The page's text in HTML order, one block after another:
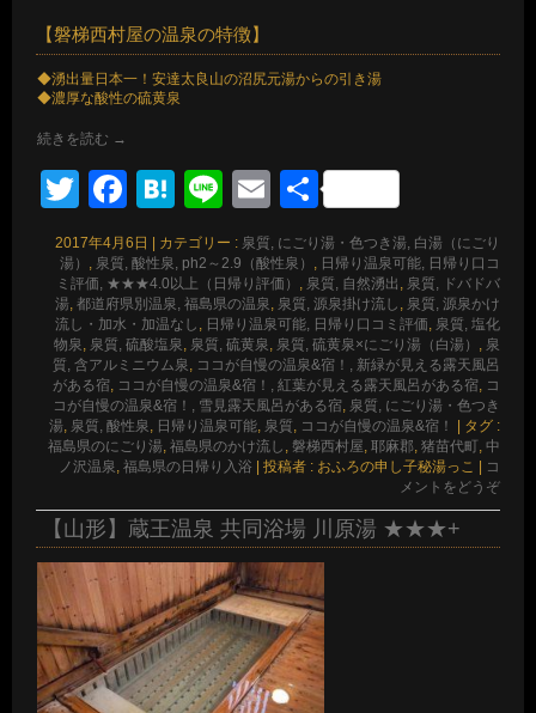
【磐梯西村屋の温泉の特徴】
◆湧出量日本一！安達太良山の沼尻元湯からの引き湯
◆濃厚な酸性の硫黄泉
続きを読む →
Twitter
Facebook
Hatena
LineEmail
共
有
2017年4月6日 | カテゴリー : 泉質, にごり湯・色つき湯, 白湯（にごり
湯）
泉質, 酸性泉, ph2～2.9（酸性泉）
日帰り温泉可能, 日帰り口コ
ミ評価, ★★★4.0以上（日帰り評価）
泉質, 自然湧出
泉質, ドバドバ
湯 都道府県別温泉, 福島県の温泉 泉質, 源泉掛け流し
泉質, 源泉かけ
流し・加水・加温なし
日帰り温泉可能, 日帰り口コミ評価 泉質, 塩化
物泉 泉質, 硫酸塩泉 泉質, 硫黄泉 泉質, 硫黄泉×にごり湯（白湯）
泉
質, 含アルミニウム泉
ココが自慢の温泉&宿！, 新緑が見える露天風呂
がある宿 ココが自慢の温泉&宿！, 紅葉が見える露天風呂がある宿 コ
コが自慢の温泉&宿！, 雪見露天風呂がある宿 泉質, にごり湯・色つき
湯 泉質, 酸性泉 日帰り温泉可能 泉質 ココが自慢の温泉&宿！ | タグ :
福島県のにごり湯 福島県のかけ流し 磐梯西村屋 耶麻郡 猪苗代町 中
ノ沢温泉 福島県の日帰り入浴 | 投稿者 : おふろの申し子秘湯っこ | コ
メントをどうぞ
【山形】蔵王温泉 共同浴場 川原湯 ★★★+